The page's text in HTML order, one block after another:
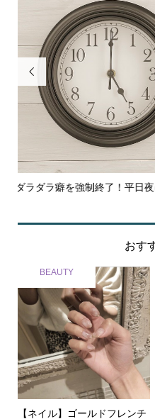

【沖縄】行かなきゃ損！大
おす
BEAUTY
【ネイル】ゴールドフレンチ